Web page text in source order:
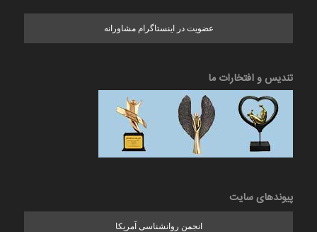
عضویت در اینستاگرام مشاورانه
تندیس و افتخارات ما
پیوندهای سایت
انجمن روانشناسی آمریکا